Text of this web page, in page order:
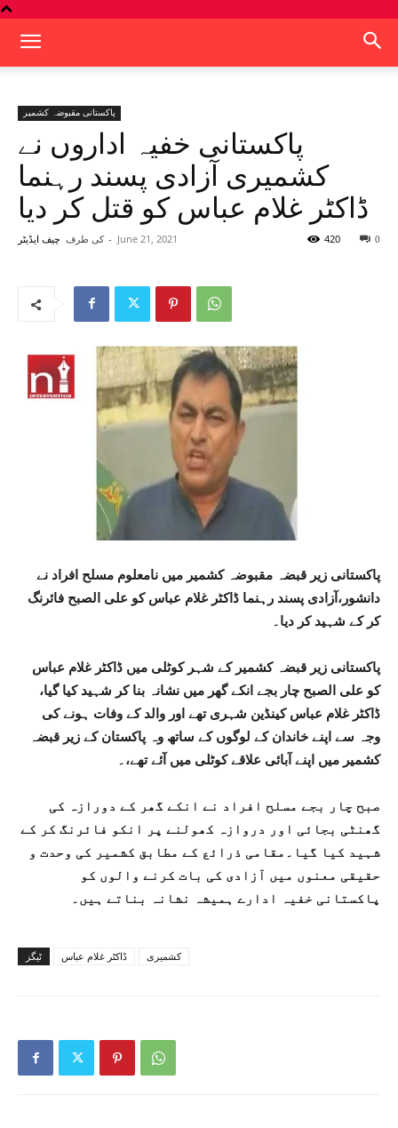
پاکستانی مقبوضہ کشمیر
پاکستانی خفیہ اداروں نے
کشمیری آزادی پسند رہنما
ڈاکٹر غلام عباس کو قتل کر دیا
کی طرف چیف ایڈیٹر - June 21, 2021 0
420
پاکستانی زیر قبضہ مقبوضہ کشمیر میں نامعلوم مسلح افراد نے
دانشور،آزادی پسند رہنما ڈاکٹر غلام عباس کو علی الصبح فائرنگ
کر کے شہید کر دیا۔
پاکستانی زیر قبضہ کشمیر کے شہر کوٹلی میں ڈاکٹر غلام عباس
کو علی الصبح چار بجے انکے گھر میں نشانہ بنا کر شہید کیا گیا،
ڈاکٹر غلام عباس کینڈین شہری تھے اور والد کے وفات ہونے کی
وجہ سے اپنے خاندان کے لوگوں کے ساتھ وہ پاکستان کے زیر قبضہ
کشمیر میں اپنے آبائی علاقے کوٹلی میں آئے تھے،۔
صبح چار بجے مسلح افراد نے انکے گھر کے دورازہ کی
گھنٹی بجائی اور دروازہ کھولنے پر انکو فائرنگ کر کے
شہید کیا گیا۔مقامی ذرائع کے مطابق کشمیر کی وحدت و
حقیقی معنوں میں آزادی کی بات کرنے والوں کو
پاکستانی خفیہ ادارے ہمیشہ نشانہ بناتے ہیں۔
ٹیگز ڈاکٹر غلام عباس کشمیری